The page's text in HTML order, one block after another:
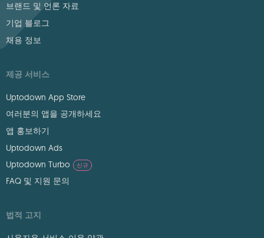
브랜드 및 언론 자료
기업 블로그
채용 정보
제공 서비스
Uptodown App Store
여러분의 앱을 공개하세요
앱 홍보하기
Uptodown Ads
Uptodown Turbo
신규
FAQ 및 지원 문의
법적 고지